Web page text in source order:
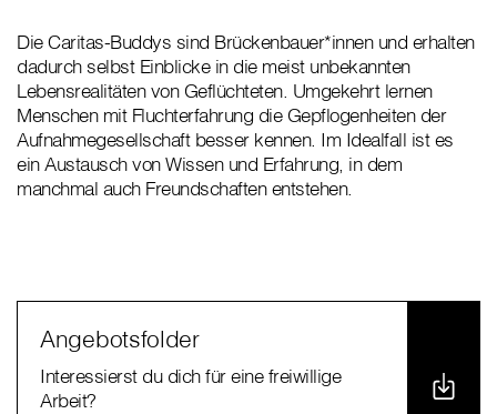
Die Caritas-Buddys sind Brückenbauer*innen und erhalten
dadurch selbst Einblicke in die meist unbekannten
Lebensrealitäten von Geflüchteten. Umgekehrt lernen
Menschen mit Fluchterfahrung die Gepflogenheiten der
Aufnahmegesellschaft besser kennen. Im Idealfall ist es
ein Austausch von Wissen und Erfahrung, in dem
manchmal auch Freundschaften entstehen.
Angebotsfolder
Interessierst du dich für eine freiwillige
Arbeit?